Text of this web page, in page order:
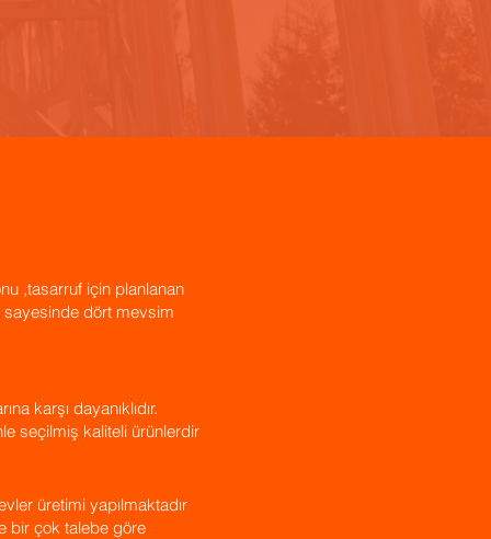
,tasarruf için planlanan
sayesinde dört mevsim
karşı dayanıklıdır.
seçilmiş kaliteli ürünlerdir
üretimi yapılmaktadır
bir çok talebe göre